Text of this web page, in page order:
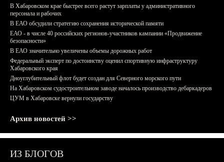
В Хабаровском крае быстрее всего растут зарплаты у административного
персонала и рабочих
В ЕАО обсудили стратегию сохранения исторической памяти
ЕАО - в числе 40 российских регионов-участников кампании «Продвижение
безопасности»
В ЕАО значительно увеличены объемы дорожных работ
Федеральный эксперт по достоинству оценил спортивную инфраструктуру
Хабаровского края
Дноуглубительный флот будет создан для Северного морского пути
На Хабаровском судостроительном заводе началось производство дебаркадеров
ЦУМ в Хабаровске вернули государству
Архив новостей >>
ИЗ БЛОГОВ